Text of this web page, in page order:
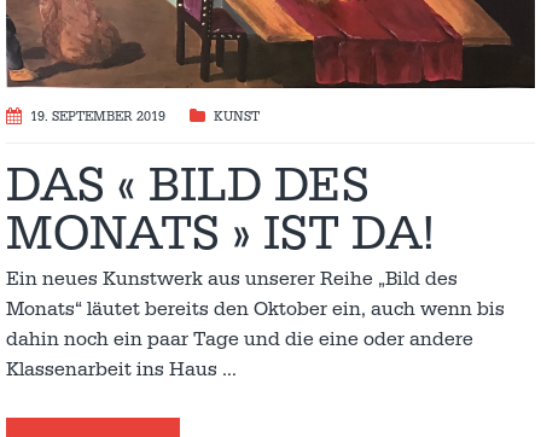
19. SEPTEMBER 2019 KUNST
DAS « BILD DES
MONATS » IST DA!
Ein neues Kunstwerk aus unserer Reihe „Bild des
Monats“ läutet bereits den Oktober ein, auch wenn bis
dahin noch ein paar Tage und die eine oder andere
Klassenarbeit ins Haus …